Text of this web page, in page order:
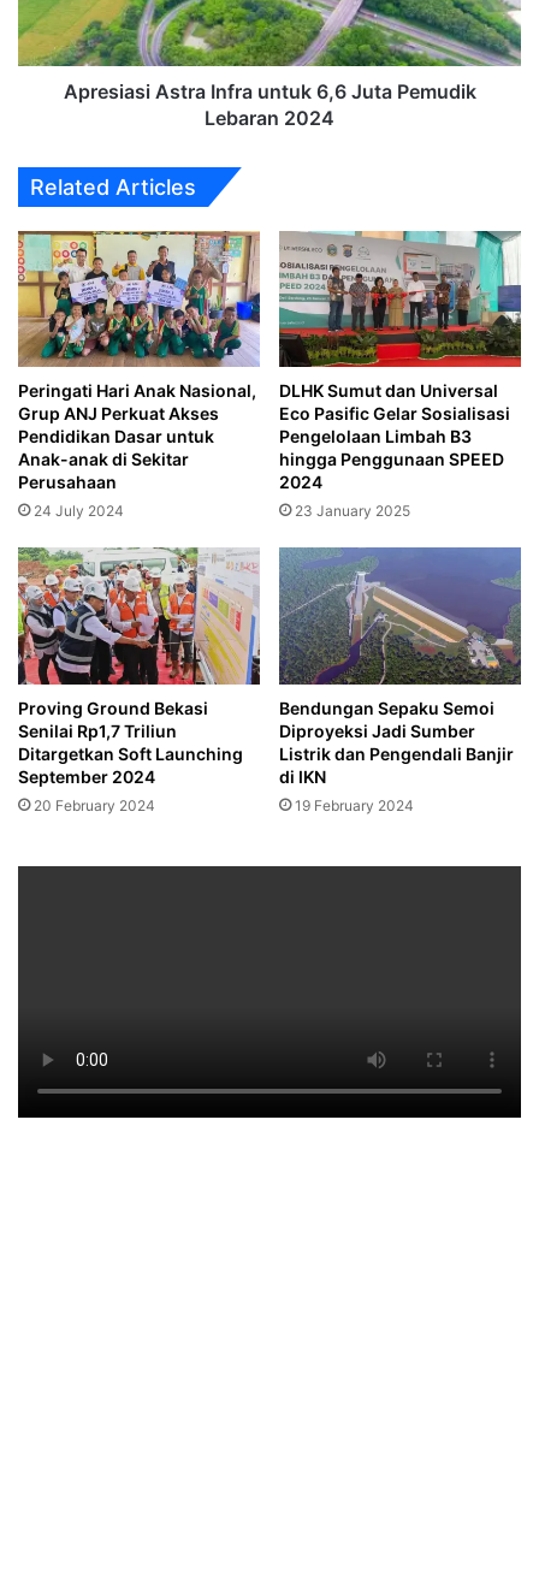
Pemudik
Lebaran
2024
Apresiasi Astra Infra untuk 6,6 Juta Pemudik
Lebaran 2024
Related Articles
Peringati Hari Anak Nasional,
Grup ANJ Perkuat Akses
Pendidikan Dasar untuk
Anak-anak di Sekitar
Perusahaan
24 July 2024
DLHK Sumut dan Universal
Eco Pasific Gelar Sosialisasi
Pengelolaan Limbah B3
hingga Penggunaan SPEED
2024
23 January 2025
Proving Ground Bekasi
Senilai Rp1,7 Triliun
Ditargetkan Soft Launching
September 2024
20 February 2024
Bendungan Sepaku Semoi
Diproyeksi Jadi Sumber
Listrik dan Pengendali Banjir
di IKN
19 February 2024